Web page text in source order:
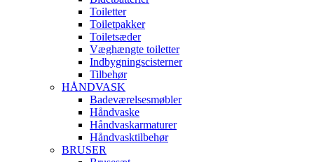
Toiletter
Toiletpakker
Toiletsæder
Væghængte toiletter
Indbygningscisterner
Tilbehør
HÅNDVASK
Badeværelsesmøbler
Håndvaske
Håndvaskarmaturer
Håndvasktilbehør
BRUSER